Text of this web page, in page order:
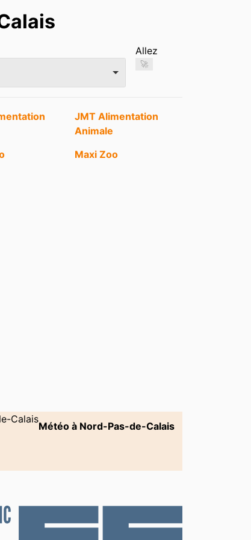
Allez
🚀
JMT Alimentation
Animale
Maxi Zoo
Météo à Nord-Pas-de-Calais